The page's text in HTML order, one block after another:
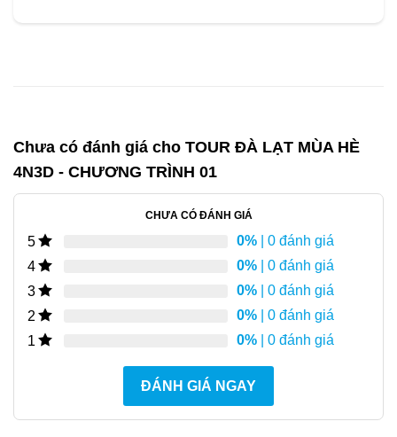
Chưa có đánh giá cho TOUR ĐÀ LẠT MÙA HÈ
4N3D - CHƯƠNG TRÌNH 01
CHƯA CÓ ĐÁNH GIÁ
5 0% | 0 đánh giá
4
0% | 0 đánh giá
3
0% | 0 đánh giá
2
0% | 0 đánh giá
1
0% | 0 đánh giá
ĐÁNH GIÁ NGAY